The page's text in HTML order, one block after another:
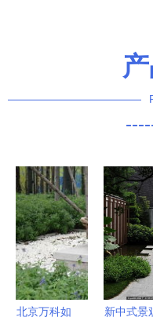
北京万科如
新中式景